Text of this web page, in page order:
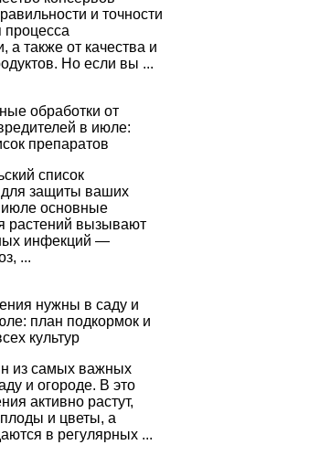
и точности
а также от качества и
Но если вы ...
обработки от
в июле:
препаратов
список
для защиты ваших
июле основные
растений вызывают
инфекций —
...
нужны в саду и
план подкормок и
культур
из самых важных
и огороде. В это
активно растут,
и цветы, а
в регулярных ...